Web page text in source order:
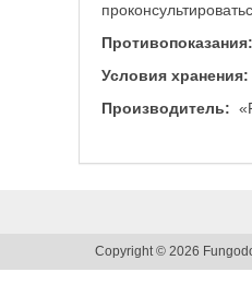
Противопоказания:
Условия хранения:
Производитель:
Copyright © 2026